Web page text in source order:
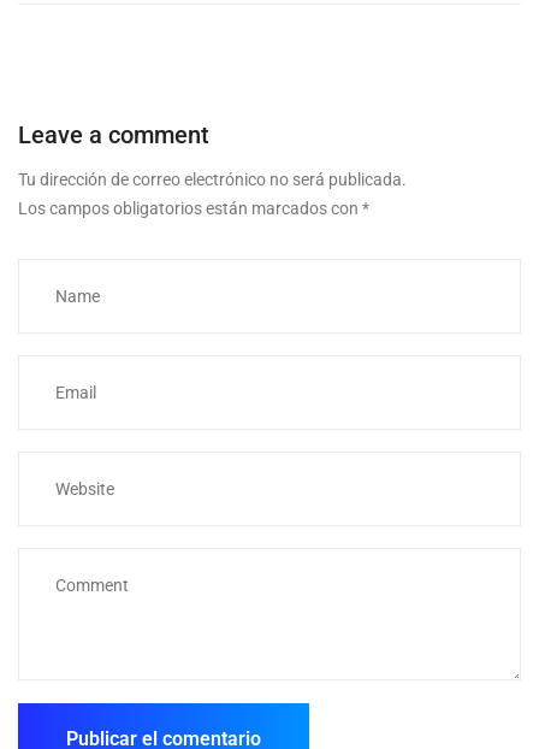
Leave a comment
Tu dirección de correo electrónico no será publicada.
Los campos obligatorios están marcados con *